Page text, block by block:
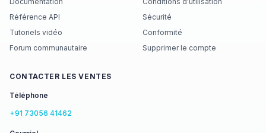
Référence API
Tutoriels vidéo
Forum communautaire
Sécurité
Conformité
Supprimer le compte
CONTACTER LES VENTES
Téléphone
+91 73056 41462